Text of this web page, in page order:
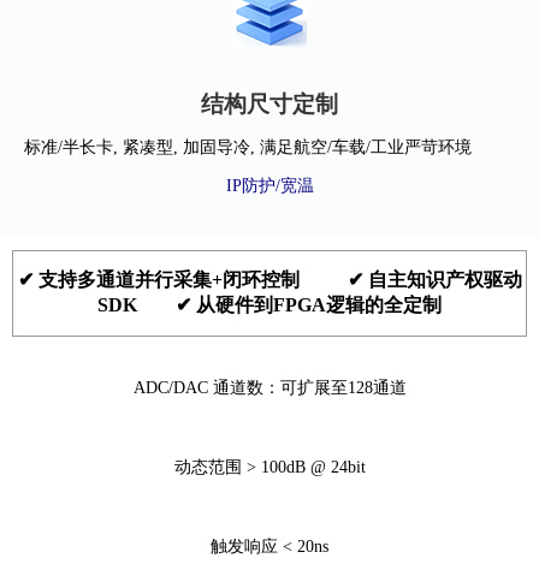
结构尺寸定制
标准/半长卡, 紧凑型, 加固导冷, 满足航空/车载/工业严苛环境
IP防护/宽温
✔ 支持多通道并行采集+闭环控制 ✔ 自主知识产权驱动
SDK ✔ 从硬件到FPGA逻辑的全定制
ADC/DAC 通道数：可扩展至128通道
动态范围 > 100dB @ 24bit
触发响应 < 20ns